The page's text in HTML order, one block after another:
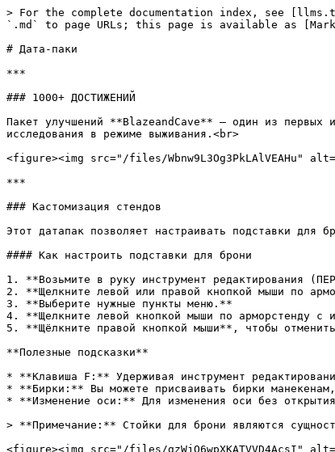
> For the complete documentation index, see
`.md` to page URLs; this page is available as
# Дата-паки
***
### 1000+ ДОСТИЖЕНИЙ
Пакет улучшений **BlazeandCave** — один из первых
исследования в режиме выживания.<br>
<figure><img src="/files/Wbnw9L3Og3PkLAlVEAHu"
***
### Кастомизация стендов
Этот датапак позволяет настраивать подставки для
#### Как настроить подставки для брони
1. **Возьмите в руку инструмент редактирования
2. **Щелкните левой или правой кнопкой мыши по
3. **Выберите нужные пункты меню.**
4. **Щелкните левой кнопкой мыши по арморстенду с
5. **Щёлкните правой кнопкой мыши**, чтобы
**Полезные подсказки**
* **Клавиша F:** Удерживая инструмент
* **Бирки:** Вы можете присваивать бирки
* **Изменение оси:** Для изменения оси без
> **Примечание:** Стойки для брони являются